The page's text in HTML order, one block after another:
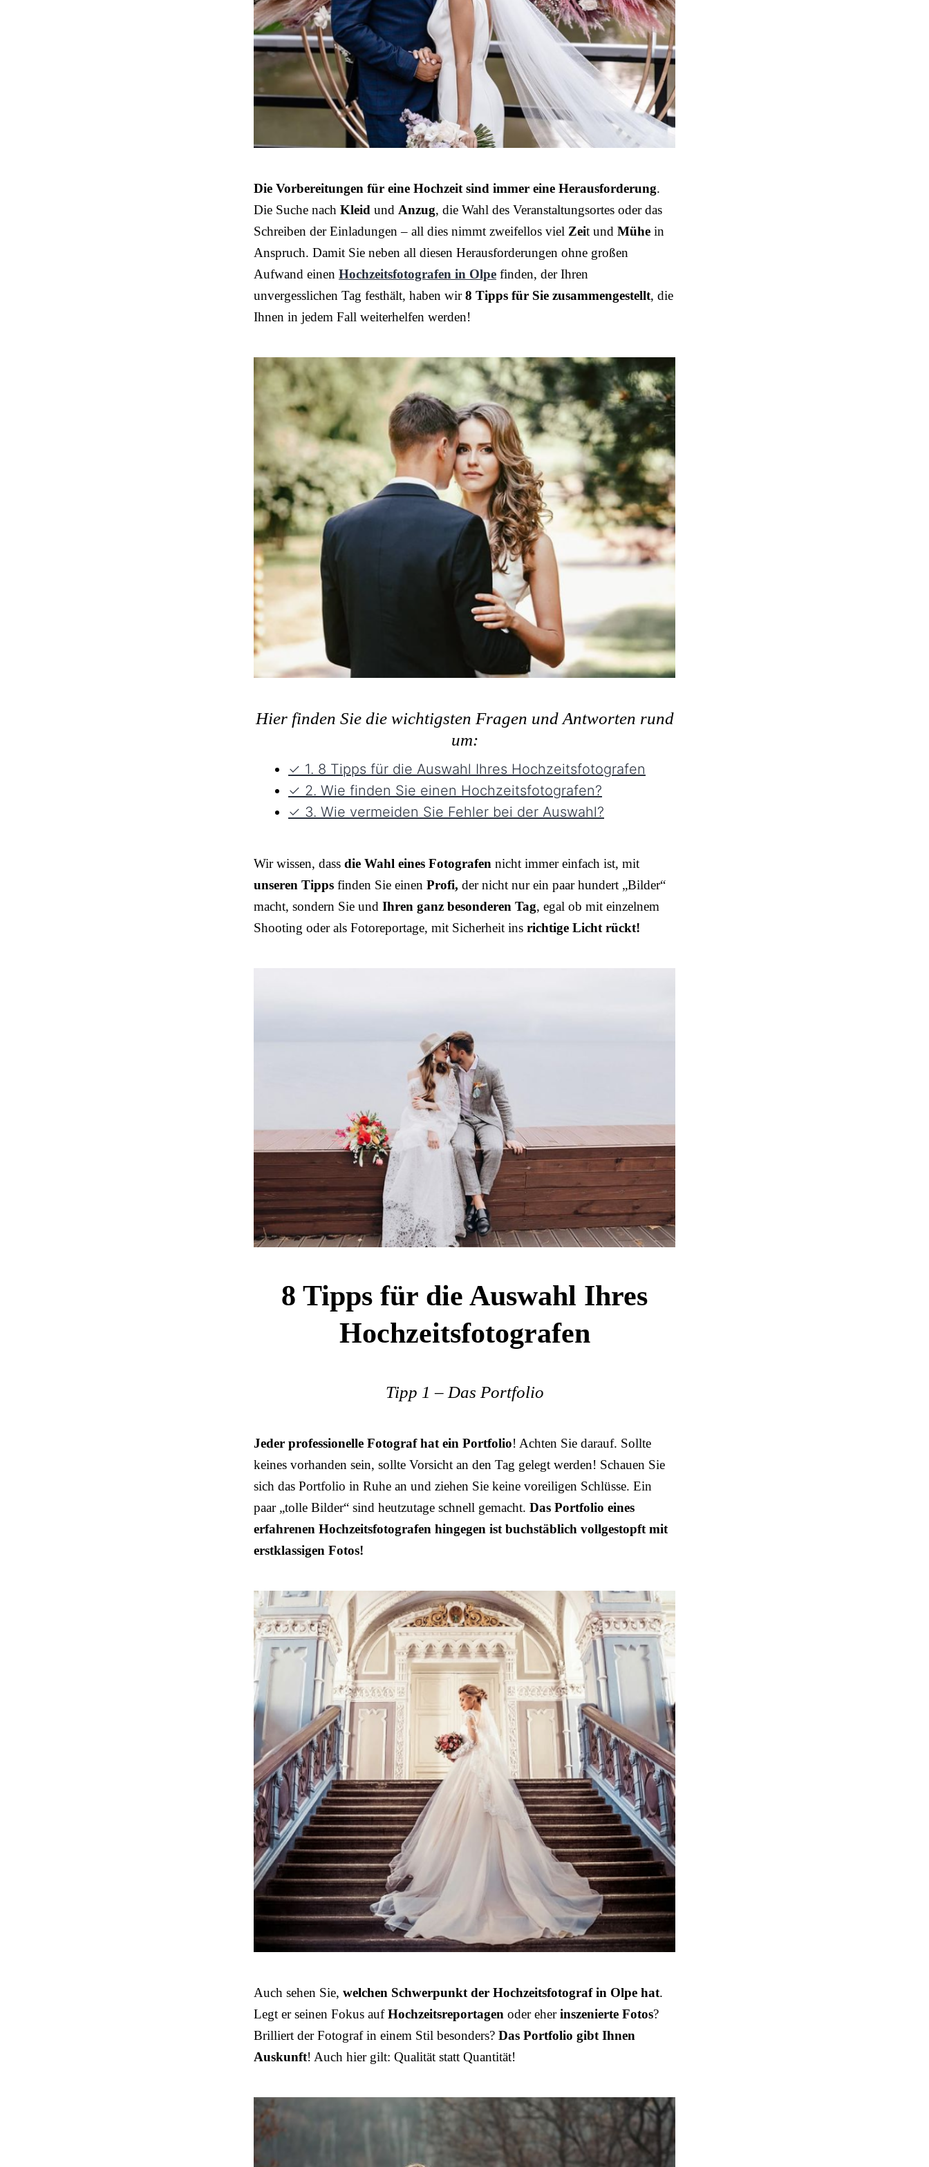
Die Vorbereitungen für eine Hochzeit sind immer eine Herausforderung.
Die Suche nach Kleid und Anzug, die Wahl des Veranstaltungsortes oder das
Schreiben der Einladungen – all dies nimmt zweifellos viel Zeit und Mühe in
Anspruch. Damit Sie neben all diesen Herausforderungen ohne großen
Aufwand einen Hochzeitsfotografen in Olpe finden, der Ihren
unvergesslichen Tag festhält, haben wir8 Tipps für Sie zusammengestellt, die
Ihnen in jedem Fall weiterhelfen werden!
Hier finden Sie die wichtigsten Fragen und Antworten rund
um:
✓ 1. 8 Tipps für die Auswahl Ihres Hochzeitsfotografen
✓ 2. Wie finden Sie einen Hochzeitsfotografen?
✓ 3. Wie vermeiden Sie Fehler bei der Auswahl?
Wir wissen, dass die Wahl eines Fotografen nicht immer einfach ist, mit
unseren Tipps finden Sie einen Profi, der nicht nur ein paar hundert „Bilder“
macht, sondern Sie und Ihren ganz besonderen Tag, egal ob mit einzelnem
Shooting oder als Fotoreportage, mit Sicherheit ins richtige Licht rückt!
8 Tipps für die Auswahl Ihres
Hochzeitsfotografen
Tipp 1 – Das Portfolio
Jeder professionelle Fotograf hat ein Portfolio! Achten Sie darauf. Sollte
keines vorhanden sein, sollte Vorsicht an den Tag gelegt werden! Schauen Sie
sich das Portfolio in Ruhe an und ziehen Sie keine voreiligen Schlüsse. Ein
paar „tolle Bilder“ sind heutzutage schnell gemacht. Das Portfolio eines
erfahrenen Hochzeitsfotografen hingegen ist buchstäblich vollgestopft mit
erstklassigen Fotos!
Auch sehen Sie, welchen Schwerpunkt der Hochzeitsfotograf in Olpe hat.
Legt er seinen Fokus aufHochzeitsreportagen oder eherinszenierte Fotos?
Brilliert der Fotograf in einem Stil besonders? Das Portfolio gibt Ihnen
Auskunft! Auch hier gilt: Qualität statt Quantität!